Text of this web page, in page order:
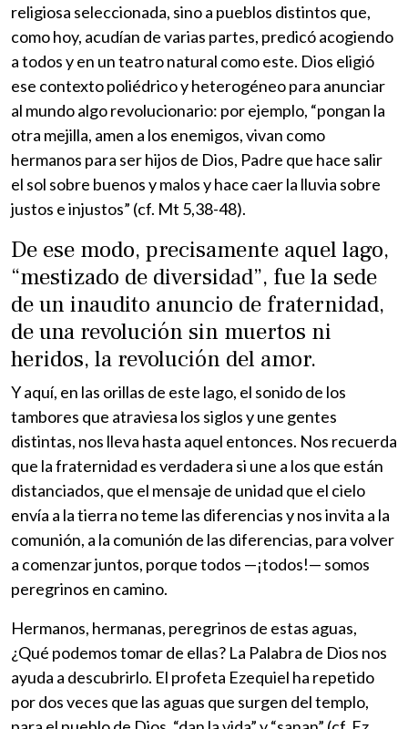
religiosa seleccionada, sino a pueblos distintos que,
como hoy, acudían de varias partes, predicó acogiendo
a todos y en un teatro natural como este. Dios eligió
ese contexto poliédrico y heterogéneo para anunciar
al mundo algo revolucionario: por ejemplo, “pongan la
otra mejilla, amen a los enemigos, vivan como
hermanos para ser hijos de Dios, Padre que hace salir
el sol sobre buenos y malos y hace caer la lluvia sobre
justos e injustos” (cf. Mt 5,38-48).
De ese modo, precisamente aquel lago,
“mestizado de diversidad”, fue la sede
de un inaudito anuncio de fraternidad,
de una revolución sin muertos ni
heridos, la revolución del amor.
Y aquí, en las orillas de este lago, el sonido de los
tambores que atraviesa los siglos y une gentes
distintas, nos lleva hasta aquel entonces. Nos recuerda
que la fraternidad es verdadera si une a los que están
distanciados, que el mensaje de unidad que el cielo
envía a la tierra no teme las diferencias y nos invita a la
comunión, a la comunión de las diferencias, para volver
a comenzar juntos, porque todos —¡todos!— somos
peregrinos en camino.
Hermanos, hermanas, peregrinos de estas aguas,
¿Qué podemos tomar de ellas? La Palabra de Dios nos
ayuda a descubrirlo. El profeta Ezequiel ha repetido
por dos veces que las aguas que surgen del templo,